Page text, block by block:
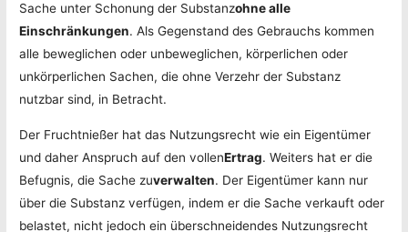
Sache unter Schonung der Substanzohne alle
Einschränkungen. Als Gegenstand des Gebrauchs kommen
alle beweglichen oder unbeweglichen, körperlichen oder
unkörperlichen Sachen, die ohne Verzehr der Substanz
nutzbar sind, in Betracht.
Der Fruchtnießer hat das Nutzungsrecht wie ein Eigentümer
und daher Anspruch auf den vollenErtrag. Weiters hat er die
Befugnis, die Sache zuverwalten. Der Eigentümer kann nur
über die Substanz verfügen, indem er die Sache verkauft oder
belastet, nicht jedoch ein überschneidendes Nutzungsrecht